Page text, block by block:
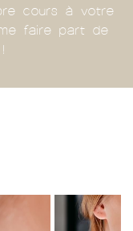
cours à votre
faire part de